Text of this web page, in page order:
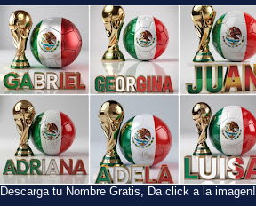
Descarga tu Nombre Gratis, Da click a la imagen!